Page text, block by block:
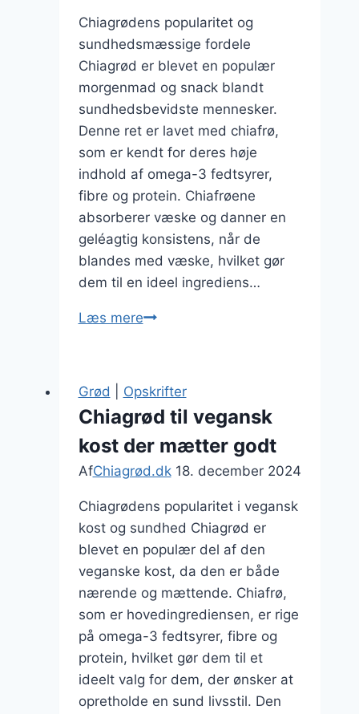
Chiagrødens popularitet og
sundhedsmæssige fordele
Chiagrød er blevet en populær
morgenmad og snack blandt
sundhedsbevidste mennesker.
Denne ret er lavet med chiafrø,
som er kendt for deres høje
indhold af omega-3 fedtsyrer,
fibre og protein. Chiafrøene
absorberer væske og danner en
geléagtig konsistens, når de
blandes med væske, hvilket gør
dem til en ideel ingrediens…
Læs mereChiagrød
og
nibs
Grød Opskrifter
Chiagrød til vegansk
kost der mætter godt
AfChiagrød.dk 18. december 2024
Chiagrødens popularitet i vegansk
kost og sundhed Chiagrød er
blevet en populær del af den
veganske kost, da den er både
nærende og mættende. Chiafrø,
som er hovedingrediensen, er rige
på omega-3 fedtsyrer, fibre og
protein, hvilket gør dem til et
ideelt valg for dem, der ønsker at
opretholde en sund livsstil. Den